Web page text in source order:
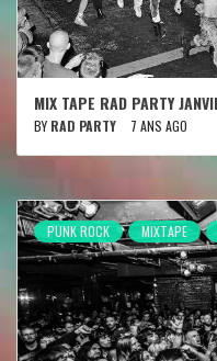
MIX TAPE RAD PARTY
BY RAD PARTY 7 ANS AGO
PUNK ROCK MIXTAPE